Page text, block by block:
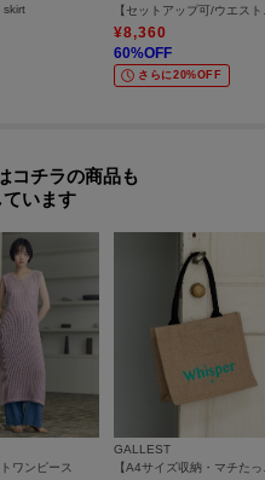
skirt
¥8,360
60%OFF
さらに20%OFF
コチラの商品も
います
ワンピース
GALLEST
【A4サ